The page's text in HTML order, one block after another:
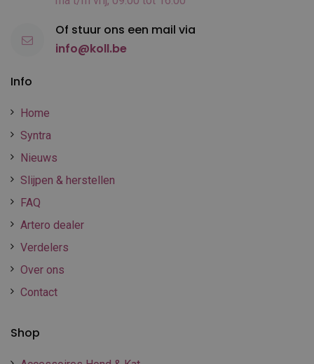
Info
Home
Syntra
Nieuws
Slijpen & herstellen
FAQ
Artero dealer
Verdelers
Over ons
Contact
Shop
Of stuur ons een mail via
info@koll.be